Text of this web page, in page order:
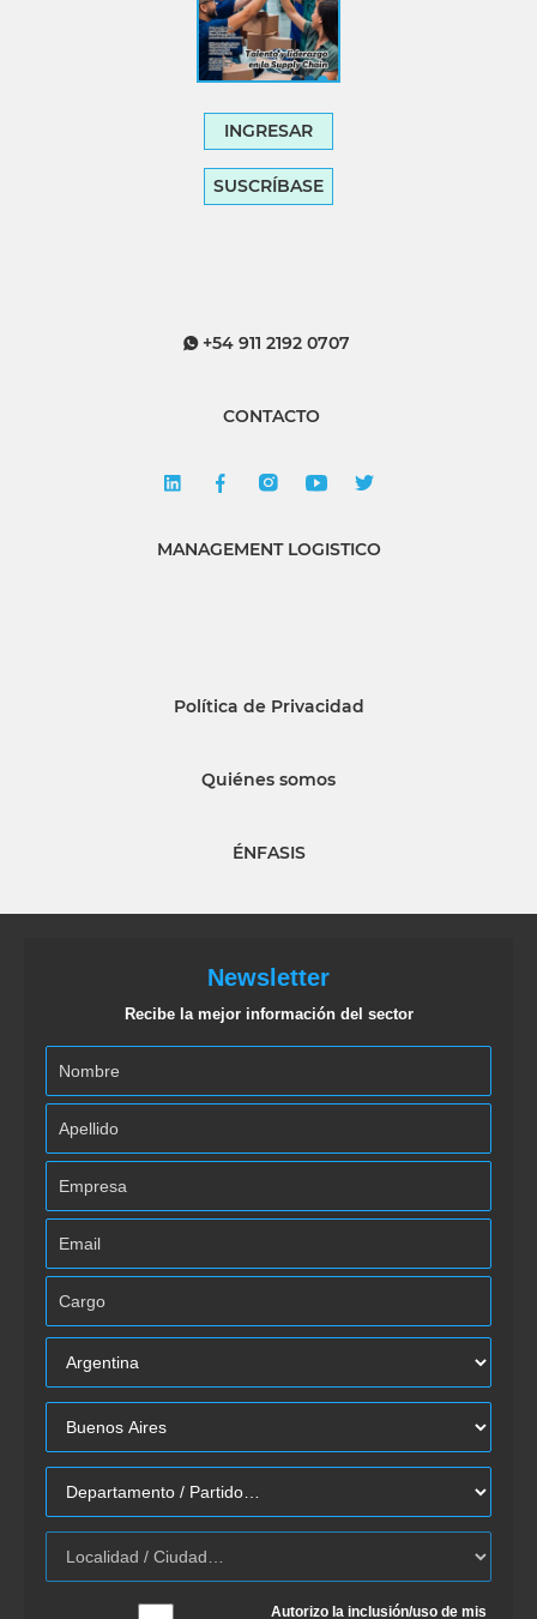
INGRESAR
SUSCRÍBASE
+54 911 2192 0707
CONTACTO
MANAGEMENT LOGISTICO
Política de Privacidad
Quiénes somos
ÉNFASIS
Newsletter
Recibe la mejor información del sector
Autorizo la inclusión/uso de mis